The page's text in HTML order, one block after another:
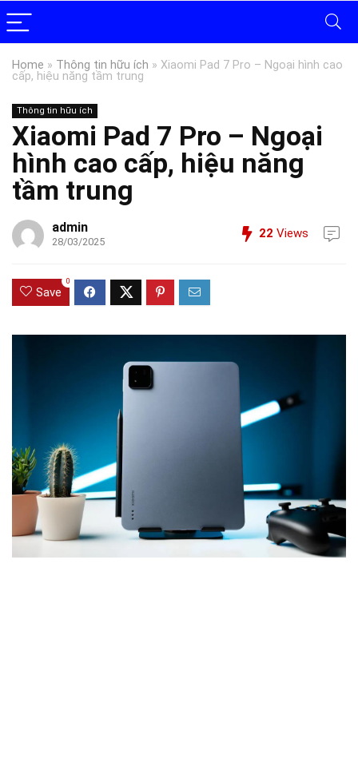
Home » Thông tin hữu ích » Xiaomi Pad 7 Pro – Ngoại hình cao
cấp, hiệu năng tầm trung
Thông tin hữu ích
Xiaomi Pad 7 Pro – Ngoại
hình cao cấp, hiệu năng
tầm trung
admin
28/03/2025
22 Views
Save
0